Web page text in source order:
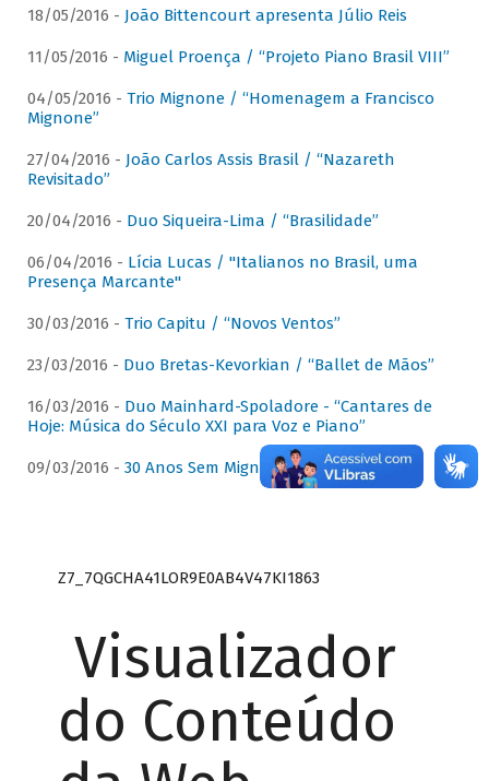
18/05/2016 - João Bittencourt apresenta Júlio Reis
11/05/2016 - Miguel Proença / “Projeto Piano Brasil VIII”
04/05/2016 - Trio Mignone / “Homenagem a Francisco
Mignone”
27/04/2016 - João Carlos Assis Brasil / “Nazareth
Revisitado”
20/04/2016 - Duo Siqueira-Lima / “Brasilidade”
06/04/2016 - Lícia Lucas / "Italianos no Brasil, uma
Presença Marcante"
30/03/2016 - Trio Capitu / “Novos Ventos”
23/03/2016 - Duo Bretas-Kevorkian / “Ballet de Mãos”
16/03/2016 - Duo Mainhard-Spoladore - “Cantares de
Hoje: Música do Século XXI para Voz e Piano”
09/03/2016 - 30 Anos Sem Mignone
Z7_7QGCHA41LOR9E0AB4V47KI1863
Visualizador
do Conteúdo